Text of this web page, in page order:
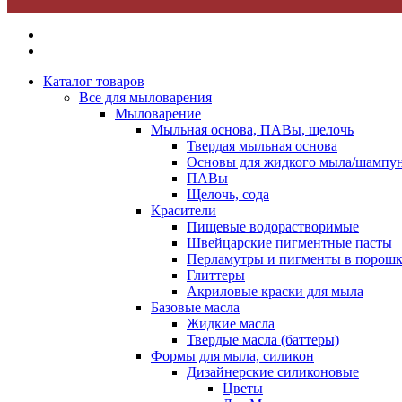
Каталог товаров
Все для мыловарения
Мыловарение
Мыльная основа, ПАВы, щелочь
Твердая мыльная основа
Основы для жидкого мыла/
ПАВы
Щелочь, сода
Красители
Пищевые водорастворимые
Швейцарские пигментные пасты
Перламутры и пигменты в
Глиттеры
Акриловые краски для мыла
Базовые масла
Жидкие масла
Твердые масла (баттеры)
Формы для мыла, силикон
Дизайнерские силиконовые
Цветы